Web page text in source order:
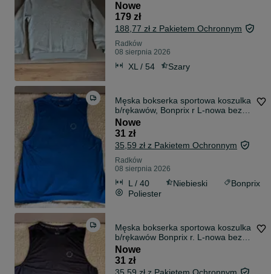
Nowe
179 zł
188,77 zł z Pakietem Ochronnym
Radków
08 sierpnia 2026
XL / 54 Szary
Męska bokserka sportowa koszulka
b/rękawów, Bonprix r L-nowa bez
metki
Nowe
31 zł
35,59 zł z Pakietem Ochronnym
Radków
08 sierpnia 2026
L / 40 Niebieski
Bonprix
Poliester
Męska bokserka sportowa koszulka
b/rękawów Bonprix r. L-nowa bez
metki
Nowe
31 zł